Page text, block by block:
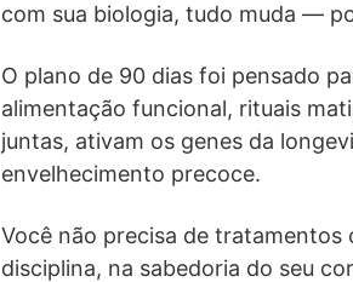
com sua biologia, tudo muda —
O plano de 90 dias foi pensado
alimentação funcional, rituais
juntas, ativam os genes da
envelhecimento precoce.
Você não precisa de tratamentos
disciplina, na sabedoria do seu